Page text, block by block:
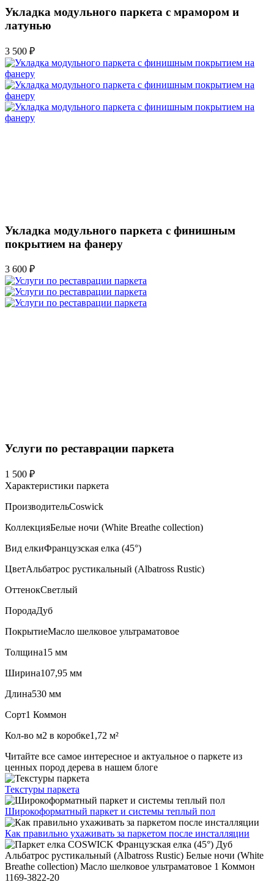
Укладка модульного паркета с мрамором и
латунью
3 500 ₽
Укладка модульного паркета с финишным
покрытием на фанеру
3 600 ₽
Услуги по реставрации паркета
1 500 ₽
Характеристики паркета
ПроизводительCoswick
КоллекцияБелые ночи (White Breathe collection)
Вид елкиФранцузская елка (45°)
ЦветАльбатрос рустикальный (Albatross Rustic)
ОттенокСветлый
ПородаДуб
ПокрытиеМасло шелковое ультраматовое
Толщина15 мм
Ширина107,95 мм
Длина530 мм
Сорт1 Коммон
Кол-во м2 в коробке1,72 м²
Читайте все самое интересное и актуальное о паркете из
ценных пород дерева в нашем блоге
Текстуры паркета
Широкоформатный паркет и системы теплый пол
Как правильно ухаживать за паркетом после инсталляции